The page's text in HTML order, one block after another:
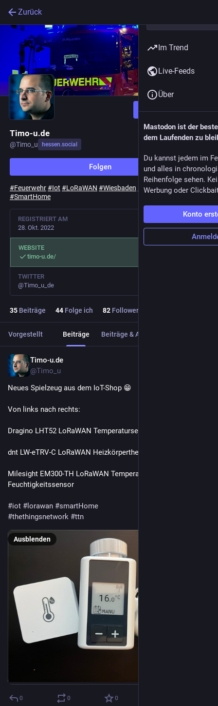
Zurück
Folgen
Timo-u.de
@Timo_u hessen.social
Folgen
#Feuerwehr#Iot #LoRaWAN #Wiesbaden #
Hardware
#SmartHome
REGISTRIERT AM
28. Okt. 2022
WEBSITE
timo-u.de/
TWITTER
@Timo_u_de
35 Beiträge 44 Folge ich 82 Follower
Vorgestellt Beiträge Beiträge & Antworten
Timo-u.de
@Timo_u
Neues Spielzeug aus dem IoT-Shop 😁
Von links nach rechts:
Dragino LHT52 LoRaWAN Temperatursensor
dnt LW-eTRV-C LoRaWAN Heizkörperthermostat
Milesight EM300-TH LoRaWAN Temperatur- und
Feuchtigkeitssensor
#iot # lorawan #smartHome
#thethingsnetwork #ttn
Ausblenden
0 0 0
Im Trend
Live-Feeds
Über
Mastodon ist der
dem Laufenden zu
Du kannst jedem im
und alles in
Reihenfolge sehen.
Werbung oder
Konto